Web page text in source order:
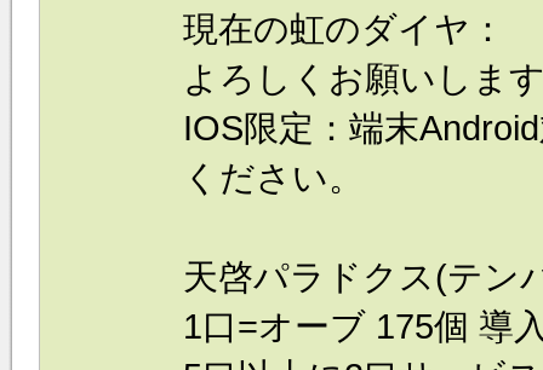
現在の虹のダイヤ：
よろしくお願いしま
IOS限定：端末
ください。
天啓パラドクス(テン
1口=オーブ 175個 導